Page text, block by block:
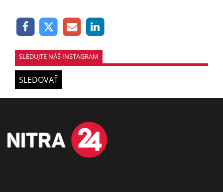
SLEDUJTE NÁŠ INSTAGRAM
SLEDOVAŤ